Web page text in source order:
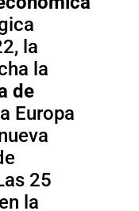
la
la
de
Europa
25
la